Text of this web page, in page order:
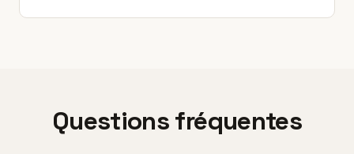
Questions fréquentes